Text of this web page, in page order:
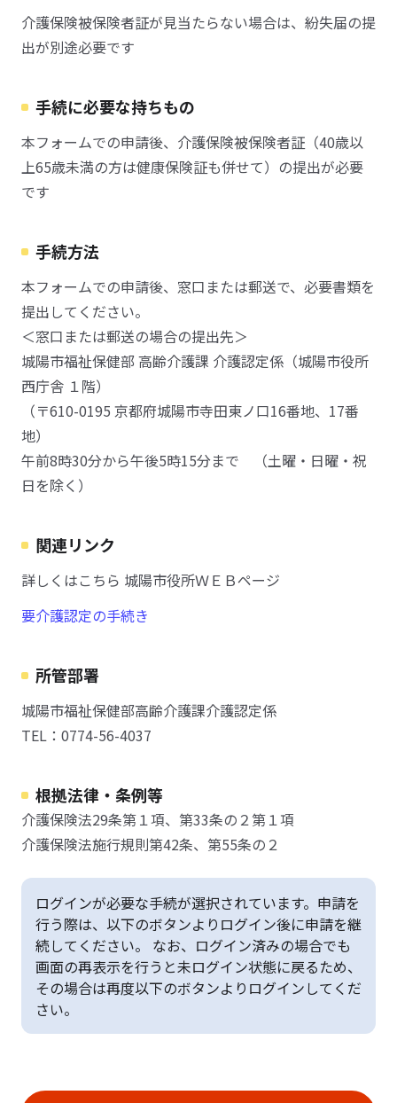
介護保険被保険者証が見当たらない場合は、紛失届の提
出が別途必要です
手続に必要な持ちもの
本フォームでの申請後、介護保険被保険者証（40歳以
上65歳未満の方は健康保険証も併せて）の提出が必要
です
手続方法
本フォームでの申請後、窓口または郵送で、必要書類を
提出してください。
＜窓口または郵送の場合の提出先＞
城陽市福祉保健部 高齢介護課 介護認定係（城陽市役所
西庁舎 １階）
（〒610-0195 京都府城陽市寺田東ノ口16番地、17番
地）
午前8時30分から午後5時15分まで （土曜・日曜・祝
日を除く）
関連リンク
詳しくはこちら 城陽市役所ＷＥＢページ
要介護認定の手続き
所管部署
城陽市福祉保健部高齢介護課介護認定係
TEL：0774-56-4037
根拠法律・条例等
介護保険法29条第１項、第33条の２第１項
介護保険法施行規則第42条、第55条の２
ログインが必要な手続が選択されています。申請を
行う際は、以下のボタンよりログイン後に申請を継
続してください。 なお、ログイン済みの場合でも
画面の再表示を行うと未ログイン状態に戻るため、
その場合は再度以下のボタンよりログインしてくだ
さい。